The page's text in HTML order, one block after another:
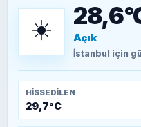
TEOMAN
Kütahya-
☀️ Açık
İstanbul için
HISSEDILEN
29,7°C